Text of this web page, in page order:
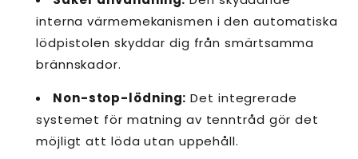
interna värmemekanismen i den automatiska
lödpistolen skyddar dig från smärtsamma
brännskador.
Non-stop-lödning: Det integrerade
systemet för matning av tenntråd gör det
möjligt att löda utan uppehåll.